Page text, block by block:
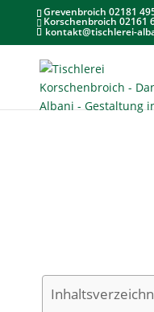
Grevenbroich 02181
Korschenbroich 02161
kontakt@tischlerei-